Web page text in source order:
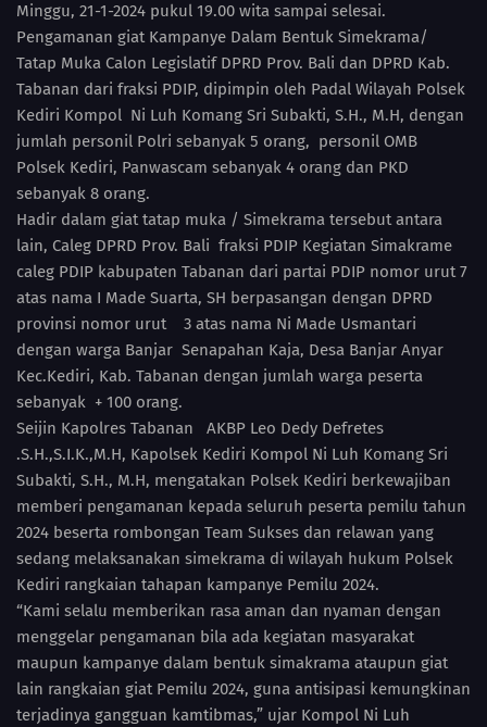
Minggu, 21-1-2024 pukul 19.00 wita sampai selesai.
Pengamanan giat Kampanye Dalam Bentuk Simekrama/
Tatap Muka Calon Legislatif DPRD Prov. Bali dan DPRD Kab.
Tabanan dari fraksi PDIP, dipimpin oleh Padal Wilayah Polsek
Kediri Kompol Ni Luh Komang Sri Subakti, S.H., M.H, dengan
jumlah personil Polri sebanyak 5 orang, personil OMB
Polsek Kediri, Panwascam sebanyak 4 orang dan PKD
sebanyak 8 orang.
Hadir dalam giat tatap muka / Simekrama tersebut antara
lain, Caleg DPRD Prov. Bali fraksi PDIP Kegiatan Simakrame
caleg PDIP kabupaten Tabanan dari partai PDIP nomor urut 7
atas nama I Made Suarta, SH berpasangan dengan DPRD
provinsi nomor urut 3 atas nama Ni Made Usmantari
dengan warga Banjar Senapahan Kaja, Desa Banjar Anyar
Kec.Kediri, Kab. Tabanan dengan jumlah warga peserta
sebanyak + 100 orang.
Seijin Kapolres Tabanan AKBP Leo Dedy Defretes
.S.H.,S.I.K.,M.H, Kapolsek Kediri Kompol Ni Luh Komang Sri
Subakti, S.H., M.H, mengatakan Polsek Kediri berkewajiban
memberi pengamanan kepada seluruh peserta pemilu tahun
2024 beserta rombongan Team Sukses dan relawan yang
sedang melaksanakan simekrama di wilayah hukum Polsek
Kediri rangkaian tahapan kampanye Pemilu 2024.
“Kami selalu memberikan rasa aman dan nyaman dengan
menggelar pengamanan bila ada kegiatan masyarakat
maupun kampanye dalam bentuk simakrama ataupun giat
lain rangkaian giat Pemilu 2024, guna antisipasi kemungkinan
terjadinya gangguan kamtibmas,” ujar Kompol Ni Luh